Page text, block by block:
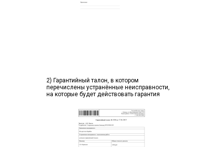
2) Гарантийный талон, в котором
перечислены устранённые неисправности,
на которые будет действовать гарантия